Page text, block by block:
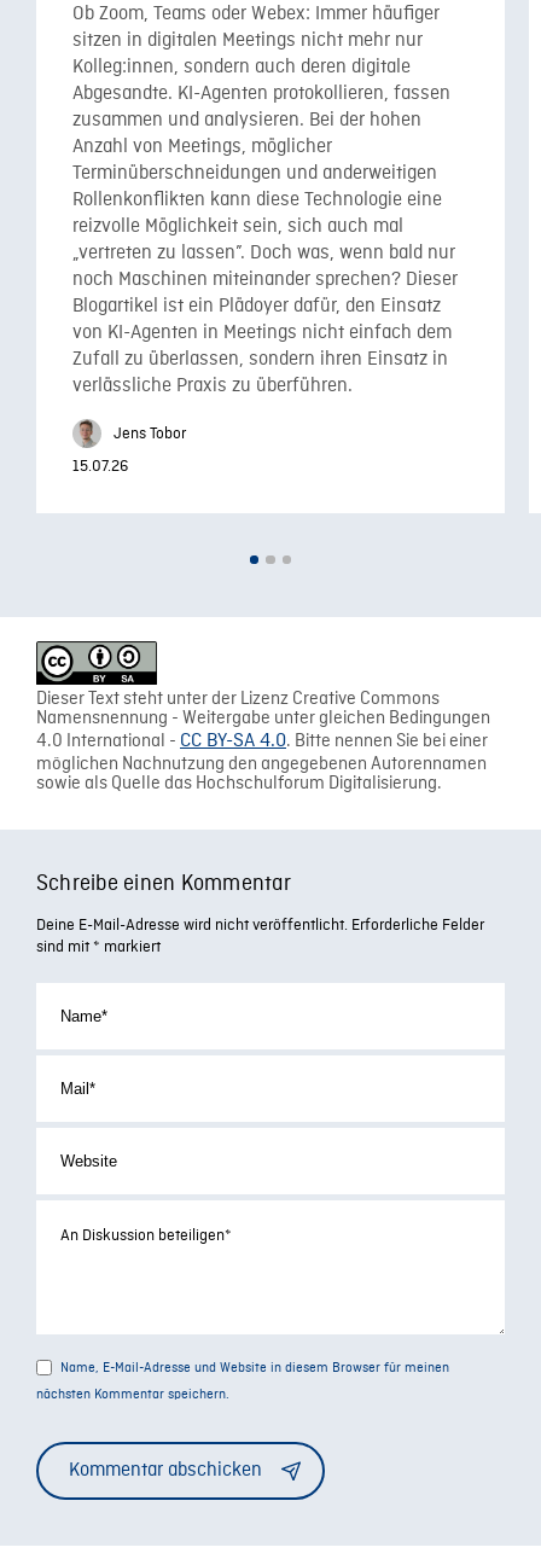
Ob Zoom, Teams oder Webex: Immer häufiger
sitzen in digitalen Meetings nicht mehr nur
Kolleg:innen, sondern auch deren digitale
Abgesandte. KI-Agenten protokollieren, fassen
zusammen und analysieren. Bei der hohen
Anzahl von Meetings, möglicher
Terminüberschneidungen und anderweitigen
Rollenkonflikten kann diese Technologie eine
reizvolle Möglichkeit sein, sich auch mal
„vertreten zu lassen”. Doch was, wenn bald nur
noch Maschinen miteinander sprechen? Dieser
Blogartikel ist ein Plädoyer dafür, den Einsatz
von KI-Agenten in Meetings nicht einfach dem
Zufall zu überlassen, sondern ihren Einsatz in
verlässliche Praxis zu überführen.
Jens Tobor
15.07.26
Dieser Text steht unter der Lizenz Creative Commons
Namensnennung - Weitergabe unter gleichen Bedingungen
4.0 International - CC BY-SA 4.0. Bitte nennen Sie bei einer
möglichen Nachnutzung den angegebenen Autorennamen
sowie als Quelle das Hochschulforum Digitalisierung.
Schreibe einen Kommentar
Deine E-Mail-Adresse wird nicht veröffentlicht. Erforderliche Felder
sind mit * markiert
Name, E-Mail-Adresse und Website in diesem Browser für meinen
nächsten Kommentar speichern.